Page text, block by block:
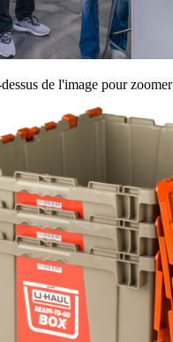
de l'image pour zoomer